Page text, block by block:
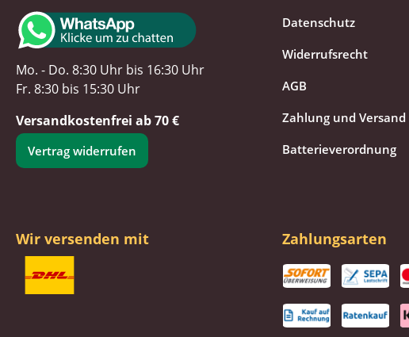
Mo. - Do. 8:30 Uhr bis 16:30 Uhr
Fr. 8:30 bis 15:30 Uhr
Versandkostenfrei ab 70 €
Vertrag widerrufen
Datenschutz
Widerrufsrecht
AGB
Zahlung und Versand
Batterieverordnung
Wir versenden mit Zahlungsarten